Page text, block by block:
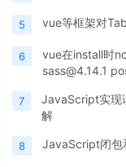
5 vue等框架对
6
vue在install时
sass@4.14.1
7
JavaScript实现
解
8 JavaScript闭包